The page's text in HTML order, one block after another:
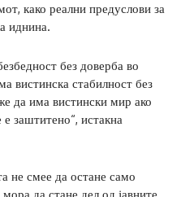
како реални предуслови за
иднина.
без доверба во
вистинска стабилност без
да има вистински мир ако
заштитено“, истакна
не смее да остане само